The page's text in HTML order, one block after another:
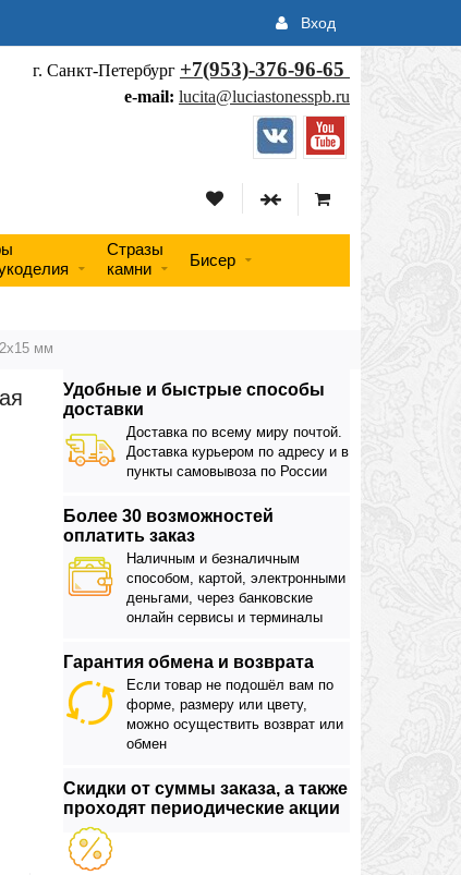
Вход
г. Санкт-Петербург +7(953)-376-96-65
e-mail: lucita@luciastonesspb.ru
Стразы
камни
Бисер
мм
Удобные и быстрые способы
доставки
Доставка по всему миру почтой.
Доставка курьером по адресу и в
пункты самовывоза по России
Более 30 возможностей
оплатить заказ
Наличным и безналичным
способом, картой, электронными
деньгами, через банковские
онлайн сервисы и терминалы
Гарантия обмена и возврата
Если товар не подошёл вам по
форме, размеру или цвету,
можно осуществить возврат или
обмен
Скидки от суммы заказа, а также
проходят периодические акции